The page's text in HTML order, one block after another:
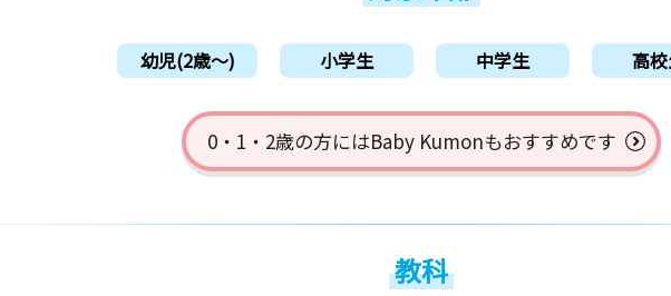
幼児(2歳〜) 小学生 中学生 高
0・1・2歳の方にはBaby Kumonもおすすめです
教科